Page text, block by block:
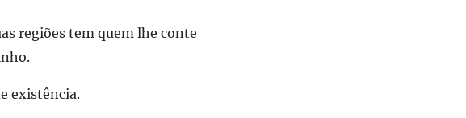
regiões tem quem lhe conte
existência.